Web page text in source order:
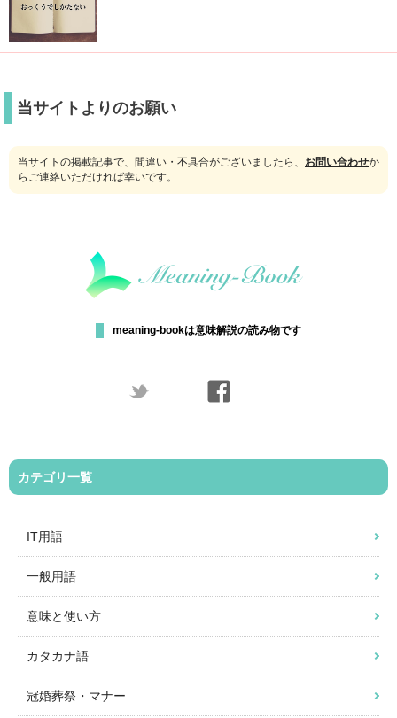
当サイトよりのお願い
当サイトの掲載記事で、間違い・不具合がございましたら、 お問い合わせか
らご連絡いただければ幸いです。
meaning-bookは意味解説の読み物です
カテゴリ一覧
IT用語
一般用語
意味と使い方
カタカナ語
冠婚葬祭・マナー